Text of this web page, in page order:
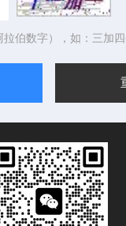
伯数字），如：三加